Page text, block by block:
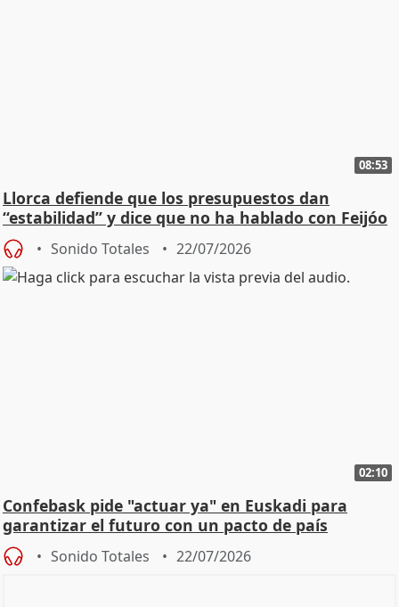
08:53
Llorca defiende que los presupuestos dan
“estabilidad” y dice que no ha hablado con Feijóo
Sonido Totales 22/07/2026
02:10
Confebask pide "actuar ya" en Euskadi para
garantizar el futuro con un pacto de país
Sonido Totales 22/07/2026